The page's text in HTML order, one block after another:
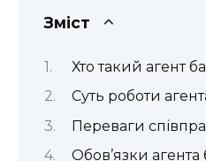
Зміст
Хто такий агент
Суть роботи
Переваги
Обов’язки агента